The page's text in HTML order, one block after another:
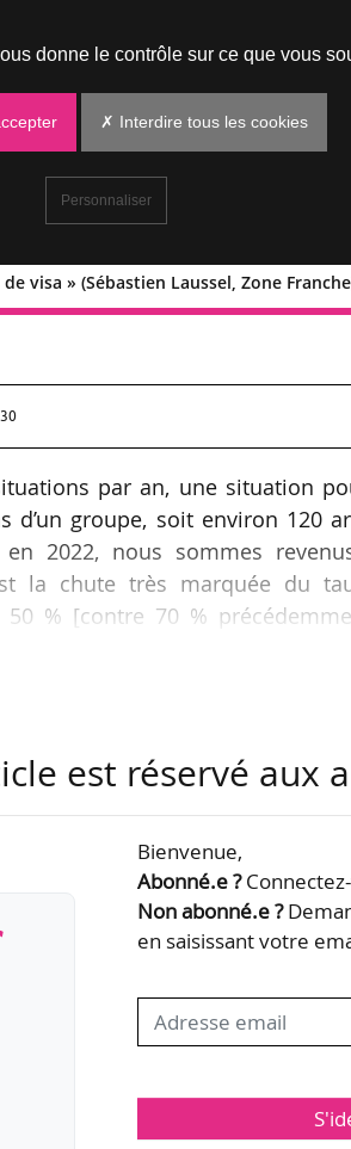
visa » (Sébastien Laussel, Zone
politiques de visa »
par an, une situation
groupe, soit environ 120
2022, nous sommes
la chute très marquée du
% [contre 70 %
visa. Le ministère de l’Europe…
est réservé aux
Bienvenue,
Abonné.e ?
Non abonné.e ?
en saisissant votre
donne le contrôle sur ce que vous
✗ Interdire tous les cookies
Personnaliser